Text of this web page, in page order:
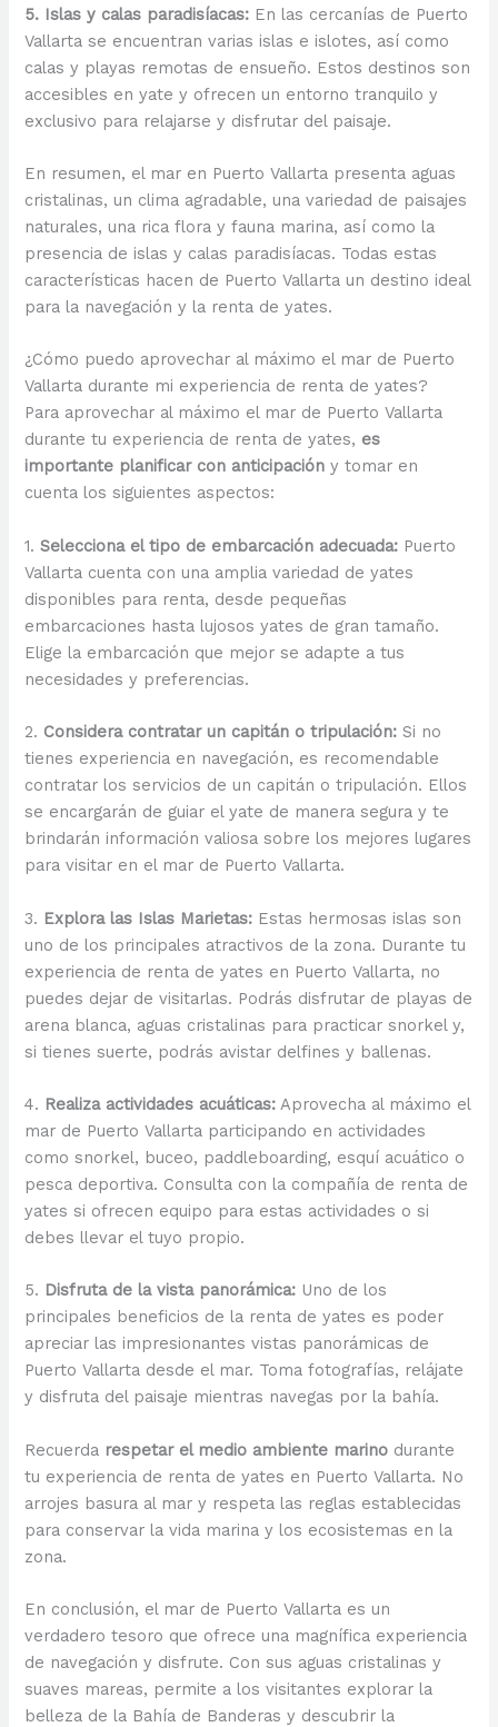
5. Islas y calas paradisíacas: En las cercanías de Puerto
Vallarta se encuentran varias islas e islotes, así como
calas y playas remotas de ensueño. Estos destinos son
accesibles en yate y ofrecen un entorno tranquilo y
exclusivo para relajarse y disfrutar del paisaje.
En resumen, el mar en Puerto Vallarta presenta aguas
cristalinas, un clima agradable, una variedad de paisajes
naturales, una rica flora y fauna marina, así como la
presencia de islas y calas paradisíacas. Todas estas
características hacen de Puerto Vallarta un destino ideal
para la navegación y la renta de yates.
¿Cómo puedo aprovechar al máximo el mar de Puerto
Vallarta durante mi experiencia de renta de yates?
Para aprovechar al máximo el mar de Puerto Vallarta
durante tu experiencia de renta de yates, es
importante planificar con anticipación y tomar en
cuenta los siguientes aspectos:
1.Selecciona el tipo de embarcación adecuada: Puerto
Vallarta cuenta con una amplia variedad de yates
disponibles para renta, desde pequeñas
embarcaciones hasta lujosos yates de gran tamaño.
Elige la embarcación que mejor se adapte a tus
necesidades y preferencias.
2. Considera contratar un capitán o tripulación: Si no
tienes experiencia en navegación, es recomendable
contratar los servicios de un capitán o tripulación. Ellos
se encargarán de guiar el yate de manera segura y te
brindarán información valiosa sobre los mejores lugares
para visitar en el mar de Puerto Vallarta.
3. Explora las Islas Marietas: Estas hermosas islas son
uno de los principales atractivos de la zona. Durante tu
experiencia de renta de yates en Puerto Vallarta, no
puedes dejar de visitarlas. Podrás disfrutar de playas de
arena blanca, aguas cristalinas para practicar snorkel y,
si tienes suerte, podrás avistar delfines y ballenas.
4. Realiza actividades acuáticas: Aprovecha al máximo el
mar de Puerto Vallarta participando en actividades
como snorkel, buceo, paddleboarding, esquí acuático o
pesca deportiva. Consulta con la compañía de renta de
yates si ofrecen equipo para estas actividades o si
debes llevar el tuyo propio.
5. Disfruta de la vista panorámica: Uno de los
principales beneficios de la renta de yates es poder
apreciar las impresionantes vistas panorámicas de
Puerto Vallarta desde el mar. Toma fotografías, relájate
y disfruta del paisaje mientras navegas por la bahía.
Recuerda respetar el medio ambiente marino durante
tu experiencia de renta de yates en Puerto Vallarta. No
arrojes basura al mar y respeta las reglas establecidas
para conservar la vida marina y los ecosistemas en la
zona.
En conclusión, el mar de Puerto Vallarta es un
verdadero tesoro que ofrece una magnífica experiencia
de navegación y disfrute. Con sus aguas cristalinas y
suaves mareas, permite a los visitantes explorar la
belleza de la Bahía de Banderas y descubrir la